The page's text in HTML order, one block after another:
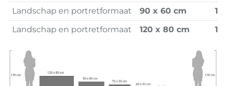
Landschap en portretformaat
90 x 60 cm
Landschap en portretformaat
120 x 80 cm